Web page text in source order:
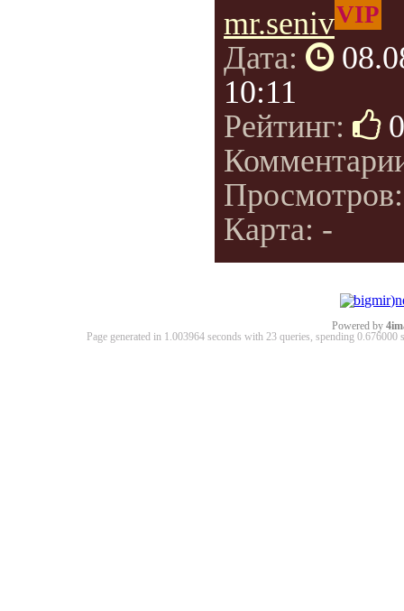
mr.senivVIP
Дата:
10:11
Рейтинг:
0
Карта: -
Powered by
Page generated in 1.003964 seconds with 23 queries, spending